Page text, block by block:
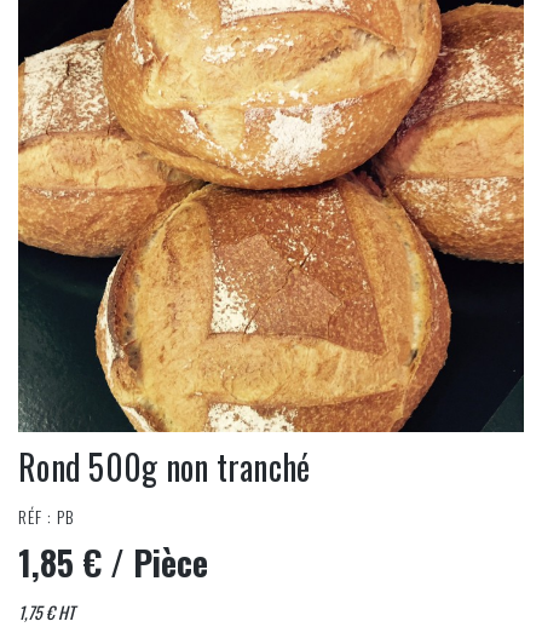
Rond 500g non tranché
RÉF : PB
1,85 €/ Pièce
1,75 € HT